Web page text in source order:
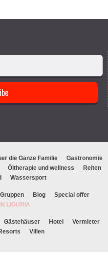
die Ganze Familie
Gastronomie
Öltherapie und wellness
Reiten
Wassersport
Gruppen Blog
Special offer
LIGURIA
Gästehäuser Hotel
Vermieter
Villen